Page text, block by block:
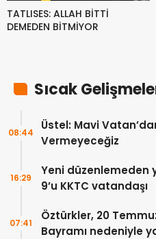
TATLISES: ALLAH BİTTİ
DEMEDEN BİTMİYOR
Sıcak
Üstel: Mavi
Vermeyeceğiz
08:44
Yeni düzenlemeden
9’u KKTC vatandaşı
16:29
Öztürkler, 20
Bayramı nedeniyle
07:41